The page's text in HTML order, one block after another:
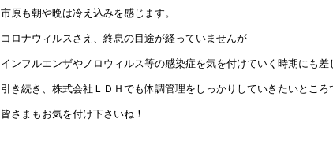
市原も朝や晩は冷え込みを感じます。
コロナウィルスさえ、終息の目途が経っていませんが
インフルエンザやノロウィルス等の感染症を気を付けていく時期にも差
引き続き、株式会社ＬＤＨでも体調管理をしっかりしていきたいところ
皆さまもお気を付け下さいね！